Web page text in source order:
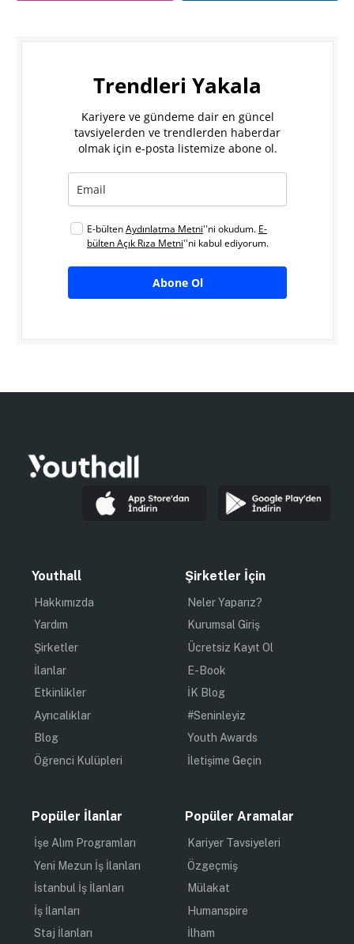
Trendleri Yakala
Kariyere ve gündeme dair en güncel
tavsiyelerden ve trendlerden haberdar
olmak için e-posta listemize abone ol.
E-bültenAydınlatma Metni''ni okudum. E-
bülten Açık Rıza Metni''ni kabul ediyorum.
Abone Ol
Youthall
Hakkımızda
Yardım
Şirketler
İlanlar
Etkinlikler
Ayrıcalıklar
Blog
Öğrenci Kulüpleri
Şirketler İçin
Neler Yaparız?
Kurumsal Giriş
Ücretsiz Kayıt Ol
E-Book
İK Blog
#Seninleyiz
Youth Awards
İletişime Geçin
Popüler İlanlar
İşe Alım Programları
Yeni Mezun İş İlanları
İstanbul İş İlanları
İş İlanları
Staj İlanları
Popüler Aramalar
Kariyer Tavsiyeleri
Özgeçmiş
Mülakat
Humanspire
İlham